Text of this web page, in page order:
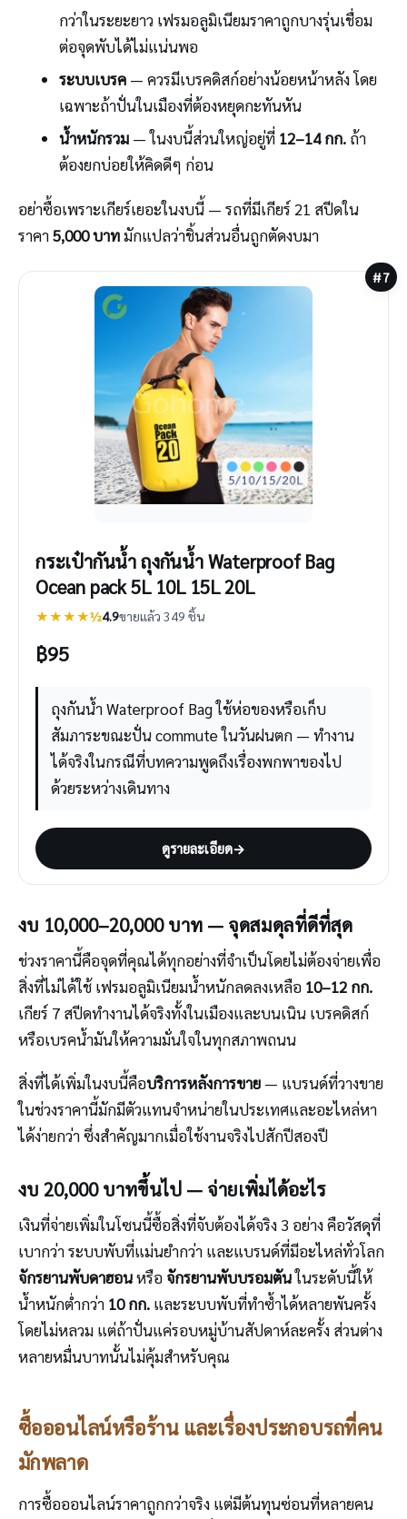
กว่าในระยะยาว เฟรมอลูมิเนียมราคาถูกบางรุ่นเชื่อม
ต่อจุดพับได้ไม่แน่นพอ
ระบบเบรค— ควรมีเบรคดิสก์อย่างน้อยหน้าหลัง โดย
เฉพาะถ้าปั่นในเมืองที่ต้องหยุดกะทันหัน
น้ำหนักรวม— ในงบนี้ส่วนใหญ่อยู่ที่ 12–14 กก.ถ้า
ต้องยกบ่อยให้คิดดีๆ ก่อน
อย่าซื้อเพราะเกียร์เยอะในงบนี้ — รถที่มีเกียร์ 21 สปีดใน
ราคา5,000 บาทมักแปลว่าชิ้นส่วนอื่นถูกตัดงบมา
#7
กระเป๋ากันน้ำ ถุงกันน้ำ Waterproof Bag
Ocean pack 5L 10L 15L 20L
★★★★½4.9ขายแล้ว 349 ชิ้น
฿95
ถุงกันน้ำ Waterproof Bag ใช้ห่อของหรือเก็บ
สัมภาระขณะปั่น commute ในวันฝนตก — ทำงาน
ได้จริงในกรณีที่บทความพูดถึงเรื่องพกพาของไป
ด้วยระหว่างเดินทาง
ดูรายละเอียด→
งบ 10,000–20,000 บาท — จุดสมดุลที่ดีที่สุด
ช่วงราคานี้คือจุดที่คุณได้ทุกอย่างที่จำเป็นโดยไม่ต้องจ่ายเพื่อ
สิ่งที่ไม่ได้ใช้ เฟรมอลูมิเนียมน้ำหนักลดลงเหลือ 10–12 กก.
เกียร์ 7 สปีดทำงานได้จริงทั้งในเมืองและบนเนิน เบรคดิสก์
หรือเบรคน้ำมันให้ความมั่นใจในทุกสภาพถนน
สิ่งที่ได้เพิ่มในงบนี้คือบริการหลังการขาย — แบรนด์ที่วางขาย
ในช่วงราคานี้มักมีตัวแทนจำหน่ายในประเทศและอะไหล่หา
ได้ง่ายกว่า ซึ่งสำคัญมากเมื่อใช้งานจริงไปสักปีสองปี
งบ 20,000 บาทขึ้นไป — จ่ายเพิ่มได้อะไร
เงินที่จ่ายเพิ่มในโซนนี้ซื้อสิ่งที่จับต้องได้จริง 3 อย่าง คือวัสดุที่
เบากว่า ระบบพับที่แม่นยำกว่า และแบรนด์ที่มีอะไหล่ทั่วโลก
จักรยานพับดาฮอนหรือ จักรยานพับบรอมตันในระดับนี้ให้
น้ำหนักต่ำกว่า 10 กก. และระบบพับที่ทำซ้ำได้หลายพันครั้ง
โดยไม่หลวม แต่ถ้าปั่นแค่รอบหมู่บ้านสัปดาห์ละครั้ง ส่วนต่าง
หลายหมื่นบาทนั้นไม่คุ้มสำหรับคุณ
ซื้อออนไลน์หรือร้าน และเรื่องประกอบรถที่คน
มักพลาด
การซื้อออนไลน์ราคาถูกกว่าจริง แต่มีต้นทุนซ่อนที่หลายคน